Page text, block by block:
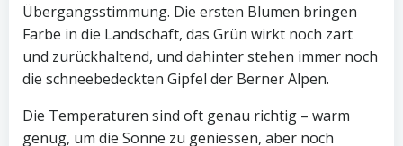
Übergangsstimmung. Die ersten Blumen bringen
Farbe in die Landschaft, das Grün wirkt noch zart
und zurückhaltend, und dahinter stehen immer noch
die schneebedeckten Gipfel der Berner Alpen.
Die Temperaturen sind oft genau richtig – warm
genug, um die Sonne zu geniessen, aber noch